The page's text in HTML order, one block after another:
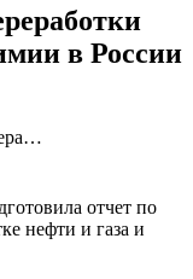
в России
отчет по
нефти и газа и